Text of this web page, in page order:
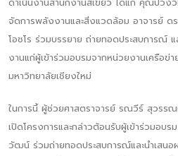
จัดการพลังงานและสิ่งแวดล้อม อาจารย์
โอชโร ร่วมบรรยาย ถ่ายทอดประสบการณ์ แ
งานแก่ผู้เข้าร่วมอบรมจากหน่วยงานเครือข่
มหาวิทยาลัยเชียงใหม่
ในการนี้ ผู้ช่วยศาสตราจารย์ รณวีร์ สุวรรณ
เปิดโครงการและกล่าวต้อนรับผู้เข้าร่วมอ
วัฒน์ ร่วมถ่ายทอดประสบการณ์และนำเสนอ